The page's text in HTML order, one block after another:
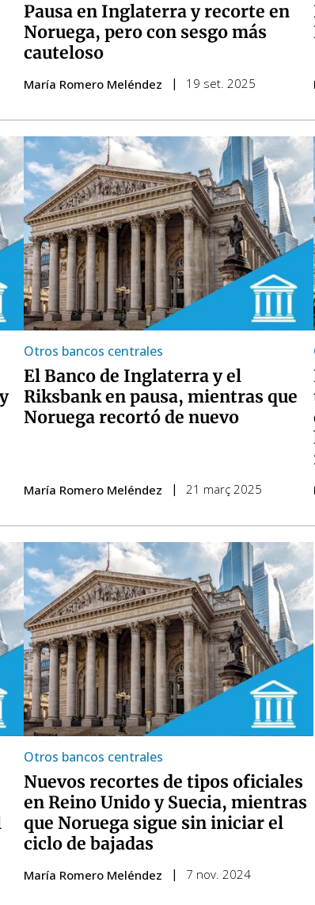
Pausa en Inglaterra y recorte en
Noruega, pero con sesgo más
cauteloso
María Romero Meléndez 19 set. 2025
Otros bancos centrales
El Banco de Inglaterra y el
Riksbank en pausa, mientras que
Noruega recortó de nuevo
María Romero Meléndez 21 març 2025
Otros bancos centrales
Nuevos recortes de tipos oficiales
en Reino Unido y Suecia, mientras
que Noruega sigue sin iniciar el
ciclo de bajadas
María Romero Meléndez 7 nov. 2024